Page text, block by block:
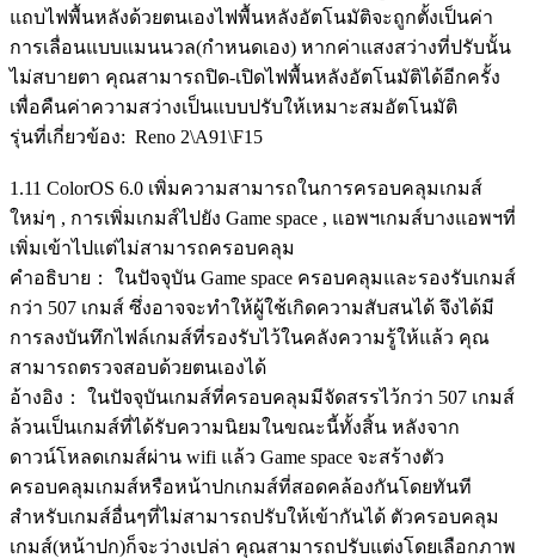
แถบไฟพื้นหลังด้วยตนเองไฟพื้นหลังอัตโนมัติจะถูกตั้งเป็นค่า
การเลื่อนแบบแมนนวล(กำหนดเอง) หากค่าแสงสว่างที่ปรับนั้น
ไม่สบายตา คุณสามารถปิด-เปิดไฟพื้นหลังอัตโนมัติได้อีกครั้ง
เพื่อคืนค่าความสว่างเป็นแบบปรับให้เหมาะสมอัตโนมัติ
รุ่นที่เกี่ยวข้อง: Reno 2\A91\F15
1.11 ColorOS 6.0 เพิ่มความสามารถในการครอบคลุมเกมส์
ใหม่ๆ , การเพิ่มเกมส์ไปยัง Game space , แอพฯเกมส์บางแอพฯที่
เพิ่มเข้าไปแต่ไม่สามารถครอบคลุม
คำอธิบาย： ในปัจจุบัน Game space ครอบคลุมและรองรับเกมส์
กว่า 507 เกมส์ ซึ่งอาจจะทำให้ผู้ใช้เกิดความสับสนได้ จึงได้มี
การลงบันทึกไฟล์เกมส์ที่รองรับไว้ในคลังความรู้ให้แล้ว คุณ
สามารถตรวจสอบด้วยตนเองได้
อ้างอิง： ในปัจจุบันเกมส์ที่ครอบคลุมมีจัดสรรไว้กว่า 507 เกมส์
ล้วนเป็นเกมส์ที่ได้รับความนิยมในขณะนี้ทั้งสิ้น หลังจาก
ดาวน์โหลดเกมส์ผ่าน wifi แล้ว Game space จะสร้างตัว
ครอบคลุมเกมส์หรือหน้าปกเกมส์ที่สอดคล้องกันโดยทันที
สำหรับเกมส์อื่นๆที่ไม่สามารถปรับให้เข้ากันได้ ตัวครอบคลุม
เกมส์(หน้าปก)ก็จะว่างเปล่า คุณสามารถปรับแต่งโดยเลือกภาพ